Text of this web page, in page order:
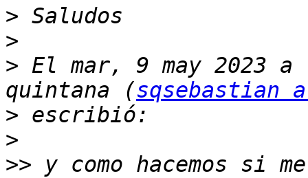
>
>
> El mar, 9 may 2023
quintana (sqsebastian
>
>
>> y como hacemos si